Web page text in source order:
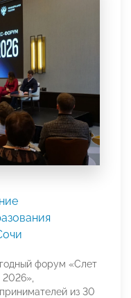
форум «Слет
из 30